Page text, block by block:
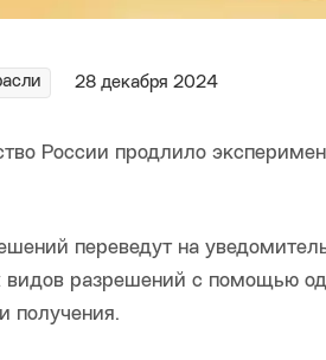
28 декабря 2024
России продлило
переведут на
видов разрешений с помощью
получения.